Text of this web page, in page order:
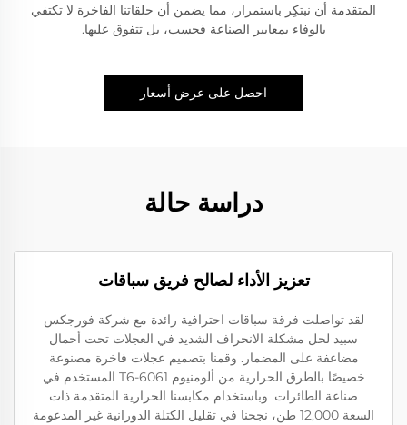
المتقدمة أن نبتكِر باستمرار، مما يضمن أن حلقاتنا الفاخرة لا تكتفي
بالوفاء بمعايير الصناعة فحسب، بل تتفوق عليها.
احصل على عرض أسعار
دراسة حالة
تعزيز الأداء لصالح فريق سباقات
لقد تواصلت فرقة سباقات احترافية رائدة مع شركة فورجكس
سبيد لحل مشكلة الانحراف الشديد في العجلات تحت أحمال
مضاعفة على المضمار. وقمنا بتصميم عجلات فاخرة مصنوعة
خصيصًا بالطرق الحرارية من ألومنيوم 6061-T6 المستخدم في
صناعة الطائرات. وباستخدام مكابسنا الحرارية المتقدمة ذات
السعة 12,000 طن، نجحنا في تقليل الكتلة الدورانية غير المدعومة